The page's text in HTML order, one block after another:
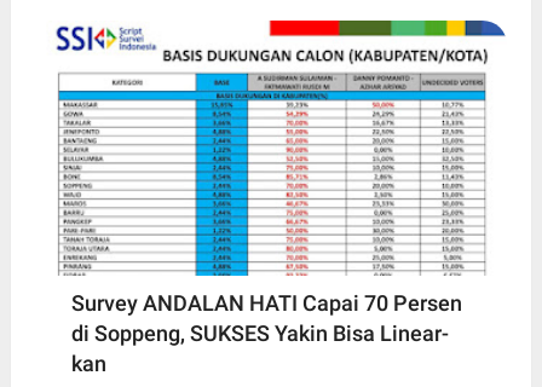
Survey ANDALAN HATI Capai 70 Persen
di Soppeng, SUKSES Yakin Bisa Linear-
kan